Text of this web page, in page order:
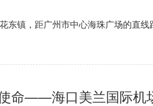
，距广州市中心海珠广场的直线
使命——海口美兰国际机